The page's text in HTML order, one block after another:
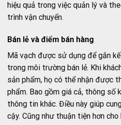
hiệu quả trong việc quản lý và
trình vận chuyển.
Bán lẻ và điểm bán hàng
Mã vạch được sử dụng để gắn
trong môi trường bán lẻ. Khi
sản phẩm, họ có thể nhận được
phẩm. Bao gồm giá cả, thông số
thông tin khác. Điều này giúp
cậy. Cũng như thuận tiện hơn cho